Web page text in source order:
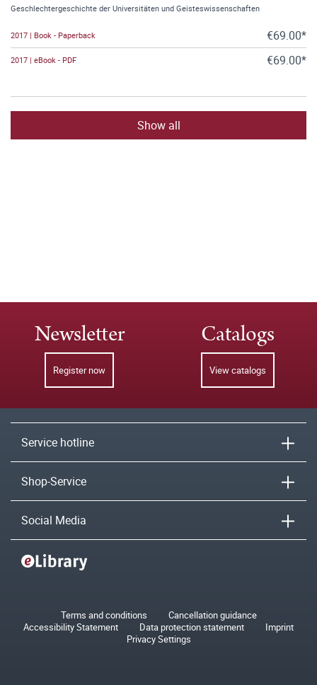
Geschlechtergeschichte der Universitäten und Geisteswissenschaften
2017 | Book - Paperback €69.00*
2017 | eBook - PDF €69.00*
Show all
Newsletter
Register now
Catalogs
View catalogs
Service hotline
Shop-Service
Social Media
Terms and conditions
Cancellation guidance
Accessibility Statement
Data protection statement
Imprint
Privacy Settings